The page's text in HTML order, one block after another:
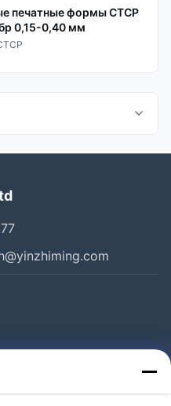
печатные формы CTCP
0,15-0,40 мм